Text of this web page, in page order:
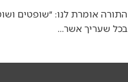
התורה אומרת לנו: ״שופטים
בכל שעריך אשר…